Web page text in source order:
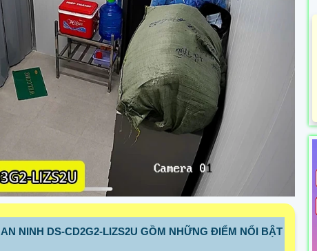
NINH DS-CD2G2-LIZS2U GỒM NHỮNG ĐIỂM NỔI BẬT